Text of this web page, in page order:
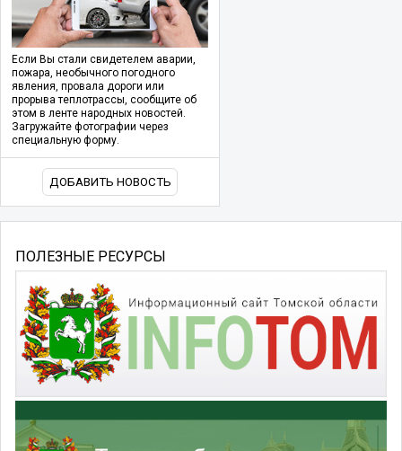
Если Вы стали свидетелем аварии,
пожара, необычного погодного
явления, провала дороги или
прорыва теплотрассы, сообщите об
этом в ленте народных новостей.
Загружайте фотографии через
специальную форму.
ДОБАВИТЬ НОВОСТЬ
ПОЛЕЗНЫЕ РЕСУРСЫ